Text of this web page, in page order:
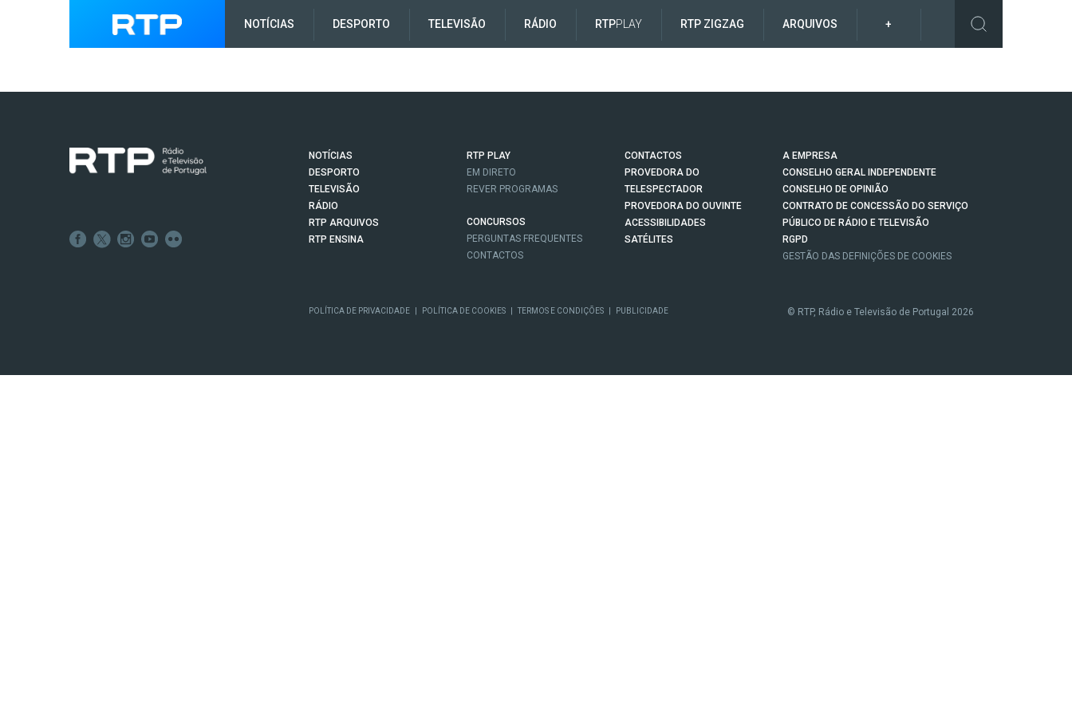
NOTÍCIAS DESPORTO TELEVISÃO RÁDIO RTPPLAY RTP ZIGZAG ARQUIVOS +
NOTÍCIAS
DESPORTO
TELEVISÃO
RÁDIO
RTP ARQUIVOS
RTP ENSINA
RTP PLAY
EM DIRETO
REVER PROGRAMAS
CONCURSOS
PERGUNTAS FREQUENTES
CONTACTOS
CONTACTOS
PROVEDORA DO
TELESPECTADOR
PROVEDORA DO OUVINTE
ACESSIBILIDADES
SATÉLITES
A EMPRESA
CONSELHO GERAL INDEPENDENTE
CONSELHO DE OPINIÃO
CONTRATO DE CONCESSÃO DO SERVIÇO
PÚBLICO DE RÁDIO E TELEVISÃO
RGPD
GESTÃO DAS DEFINIÇÕES DE COOKIES
POLÍTICA DE PRIVACIDADE POLÍTICA DE COOKIES TERMOS E CONDIÇÕES PUBLICIDADE © RTP, Rádio e Televisão de Portugal 2026